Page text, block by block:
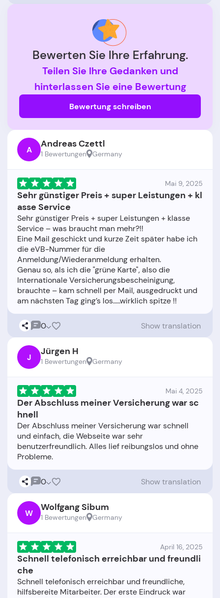
Bewerten Sie Ihre Erfahrung.
Teilen Sie Ihre Gedanken und
hinterlassen Sie eine Bewertung
Bewertung schreiben
A Andreas Czettl
1 Bewertungen Germany
Mai 9, 2025
Sehr günstiger Preis + super Leistungen + kl
asse Service
Sehr günstiger Preis + super Leistungen + klasse
Service – was braucht man mehr?!!
Eine Mail geschickt und kurze Zeit später habe ich
die eVB-Nummer für die
Anmeldung/Wiederanmeldung erhalten.
Genau so, als ich die "grüne Karte", also die
Internationale Versicherungsbescheinigung,
brauchte – kam schnell per Mail, ausgedruckt und
0 Show translation
J Jürgen H
1 Bewertungen Germany
Mai 4, 2025
Der Abschluss meiner Versicherung war sc
hnell
Der Abschluss meiner Versicherung war schnell
und einfach, die Webseite war sehr
benutzerfreundlich. Alles lief reibungslos und ohne
0 Show translation
W Wolfgang Sibum
1 Bewertungen Germany
April 16, 2025
Schnell telefonisch erreichbar und freundli
che
Schnell telefonisch erreichbar und freundliche,
hilfsbereite Mitarbeiter. Der erste Eindruck war